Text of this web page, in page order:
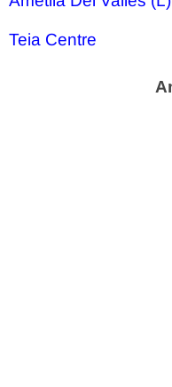
Teia Centre